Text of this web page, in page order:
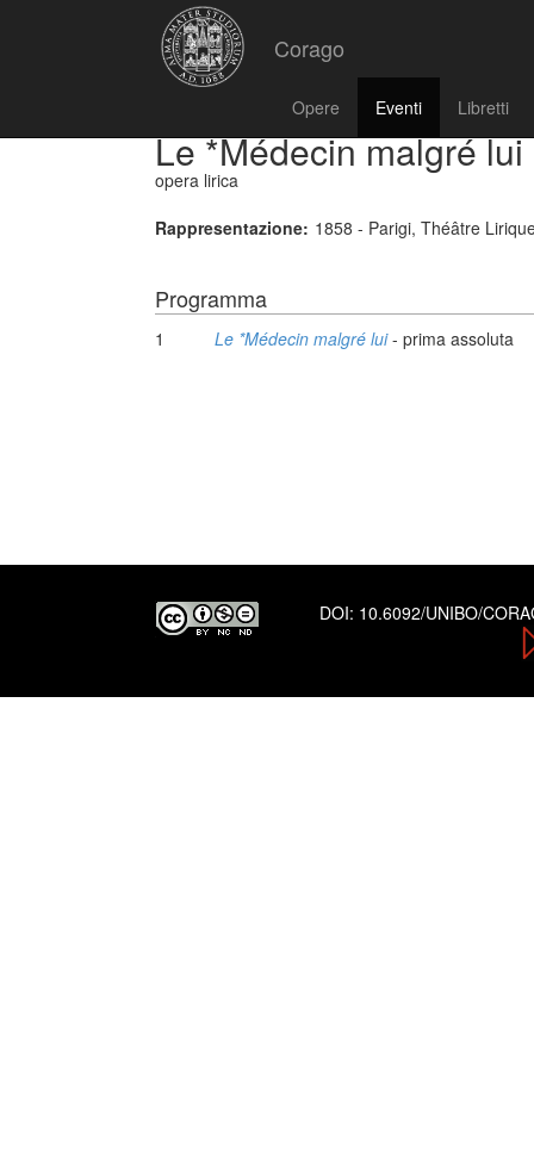
Corago
Opere Eventi Libretti
Le *Médecin malgré lui
opera lirica
Rappresentazione: 1858 - Parigi, Théâtre
Programma
1 Le *Médecin malgré lui- prima assoluta
DOI: 10.6092/UNIBO/